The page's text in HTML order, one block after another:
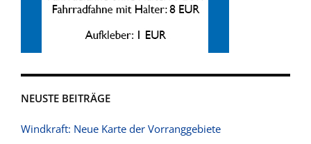
NEUSTE BEITRÄGE
Windkraft: Neue Karte der Vorranggebiete